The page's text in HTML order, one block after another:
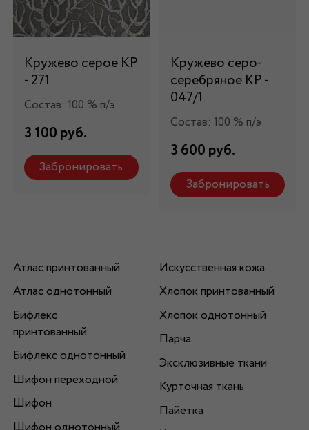
Кружево серое КР
- 271
Состав: 100 % п/э
3 100 руб.
Забронировать
Кружево серо-
серебряное КР -
047/1
Состав: 100 % п/э
3 600 руб.
Забронировать
Атлас принтованный
Атлас однотонный
Бифлекс
принтованный
Бифлекс однотонный
Шифон переходной
Шифон
Искусственная кожа
Хлопок принтованный
Хлопок однотонный
Парча
Эксклюзивные ткани
Курточная ткань
Пайетка